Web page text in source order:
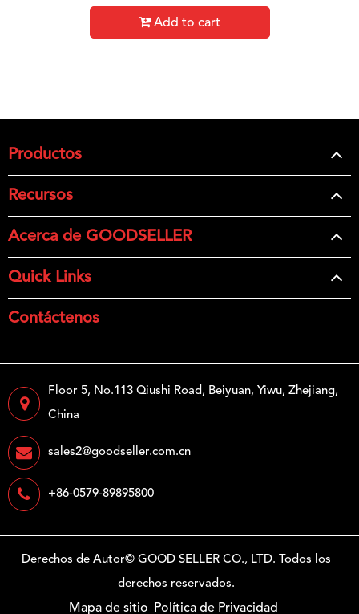
Add to cart
Productos
Recursos
Acerca de GOODSELLER
Quick Links
Contáctenos
Floor 5, No.113 Qiushi Road, Beiyuan, Yiwu, Zhejiang,
China
sales2@goodseller.com.cn
+86-0579-89895800
Derechos de Autor© GOOD SELLER CO., LTD. Todos los
derechos reservados.
Mapa de sitio Política de Privacidad